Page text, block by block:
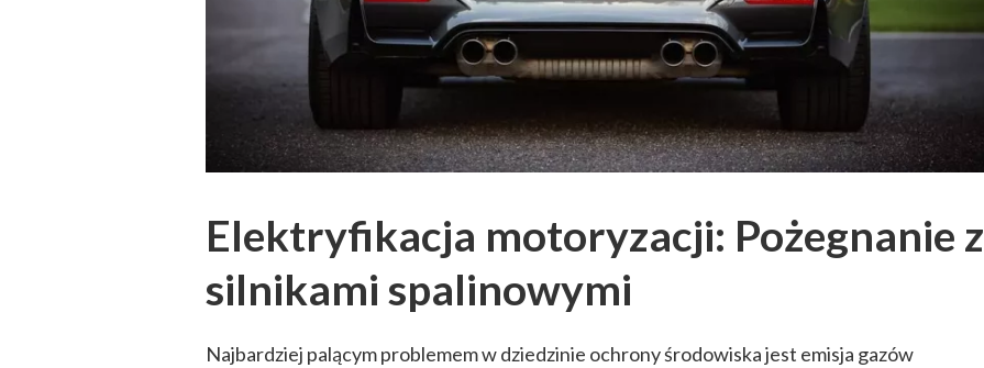
Elektryfikacja motoryzacji: Pożegnanie z
silnikami spalinowymi
Najbardziej palącym problemem w dziedzinie ochrony środowiska jest emisja gazów